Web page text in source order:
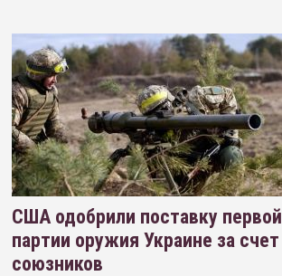
США одобрили поставку первой
партии оружия Украине за счет
союзников